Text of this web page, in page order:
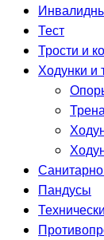
Тест
Трости и
Ходунки и
Пандусы